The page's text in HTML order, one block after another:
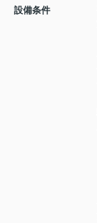
設備条件